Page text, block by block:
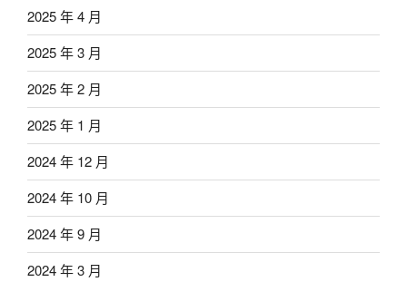
2025 年 4 月
2025 年 3 月
2025 年 2 月
2025 年 1 月
2024 年 12 月
2024 年 10 月
2024 年 9 月
2024 年 3 月